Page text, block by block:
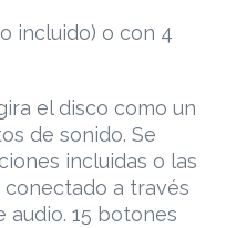
incluido) o con 4
el disco como un
de sonido. Se
incluidas o las
a través
15 botones